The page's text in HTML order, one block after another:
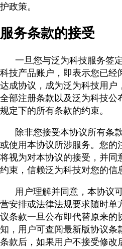
护政策。
服务条款的接受
一旦您与泛为科技服务签
科技产品账户，即表示您已经
达成协议，成为泛为科技用户
全部注册条款以及泛为科技公
规定下的所有条款的约束。
除非您接受本协议所有条
或使用本协议所涉服务。您的
将视为对本协议的接受，并同
约束，信赖泛为科技对您的信
用户理解并同意，本协议
营安排或法律法规要求随时单
议条款一旦公布即代替原来的
知，用户可查阅最新版协议条
条款后，如果用户不接受修改